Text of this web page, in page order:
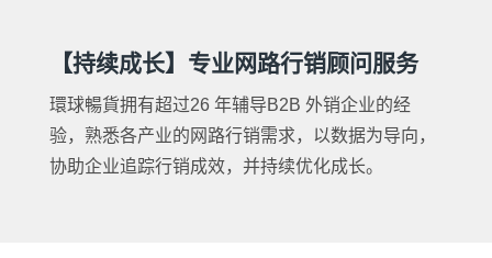
【持续成长】专业网路行销顾问服务
環球暢貨拥有超过26 年辅导B2B 外销企业的经
验，熟悉各产业的网路行销需求，以数据为导向，
协助企业追踪行销成效，并持续优化成长。